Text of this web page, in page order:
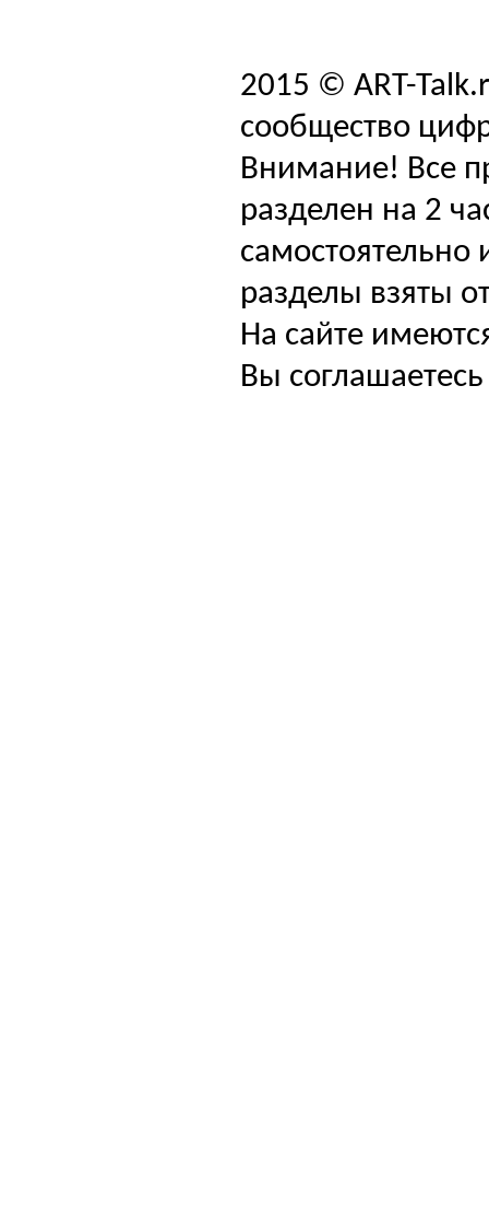
2015 © ART-
сообщество
Внимание! Все
разделен на 2
самостоятельно
разделы взяты
На сайте
Вы